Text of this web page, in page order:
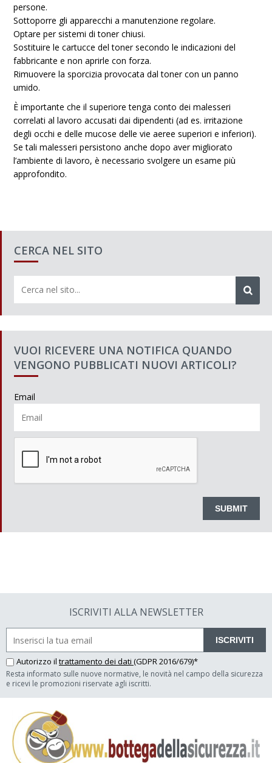
persone.
Sottoporre gli apparecchi a manutenzione regolare.
Optare per sistemi di toner chiusi.
Sostituire le cartucce del toner secondo le indicazioni del
fabbricante e non aprirle con forza.
Rimuovere la sporcizia provocata dal toner con un panno
umido.
È importante che il superiore tenga conto dei malesseri
correlati al lavoro accusati dai dipendenti (ad es. irritazione
degli occhi e delle mucose delle vie aeree superiori e inferiori).
Se tali malesseri persistono anche dopo aver migliorato
l’ambiente di lavoro, è necessario svolgere un esame più
approfondito.
CERCA NEL SITO
VUOI RICEVERE UNA NOTIFICA QUANDO
VENGONO PUBBLICATI NUOVI ARTICOLI?
Email
ISCRIVITI ALLA NEWSLETTER
ISCRIVITI
Autorizzo il trattamento dei dati (GDPR 2016/679)*
Resta informato sulle nuove normative, le novità nel campo della sicurezza
e ricevi le promozioni riservate agli iscritti.